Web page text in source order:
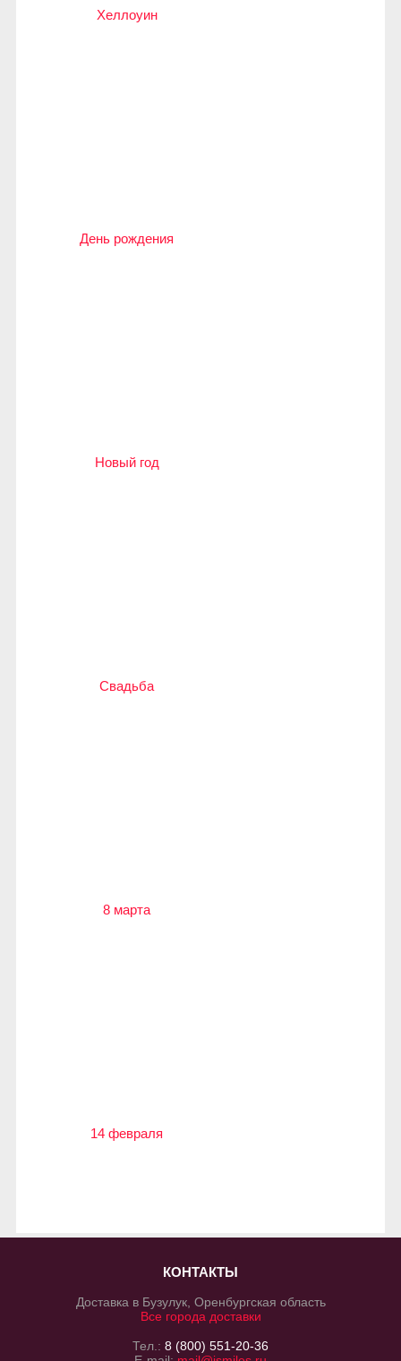
Хеллоуин
День рождения
Новый год
Свадьба
8 марта
14 февраля
КОНТАКТЫ
Доставка в Бузулук, Оренбургская область
Все города доставки
Тел.: 8 (800) 551-20-36